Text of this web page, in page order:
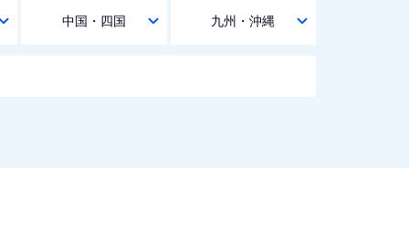
中国・四国 九州・沖縄